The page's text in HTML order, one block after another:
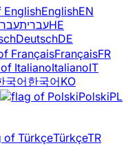
EnglishEN
עבריתHE
DeutschDE
FrançaisFR
ItalianoIT
한국어KO
PolskiPL
TürkçeTR